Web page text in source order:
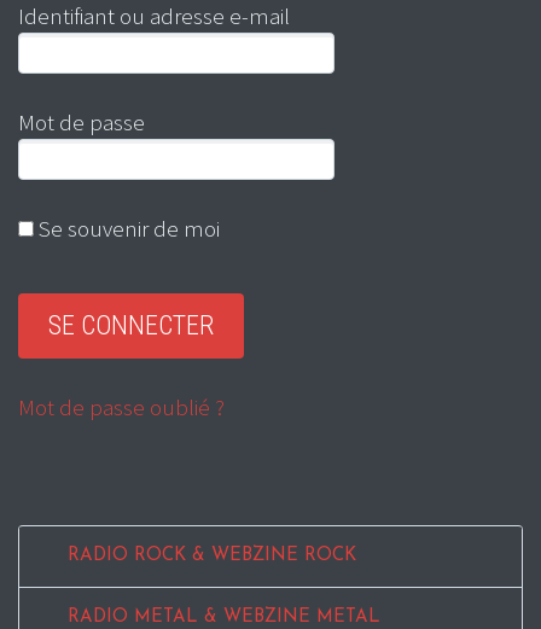
Identifiant ou adresse e-mail
Mot de passe
Se souvenir de moi
Mot de passe oublié ?
RADIO ROCK & WEBZINE ROCK
RADIO METAL & WEBZINE METAL